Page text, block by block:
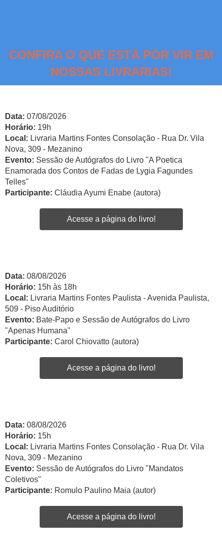
CONFIRA O QUE ESTÁ POR VIR EM
NOSSAS LIVRARIAS!
Data: 07/08/2026
Horário: 19h
Local: Livraria Martins Fontes Consolação - Rua Dr. Vila
Nova, 309 - Mezanino
Evento: Sessão de Autógrafos do Livro "A Poetica
Enamorada dos Contos de Fadas de Lygia Fagundes
Telles"
Participante: Cláudia Ayumi Enabe (autora)
Acesse a página do livro!
Data: 08/08/2026
Horário: 15h às 18h
Local: Livraria Martins Fontes Paulista - Avenida Paulista,
509 - Piso Auditório
Evento: Bate-Papo e Sessão de Autógrafos do Livro
"Apenas Humana"
Participante: Carol Chiovatto (autora)
Acesse a página do livro!
Data: 08/08/2026
Horário: 15h
Local: Livraria Martins Fontes Consolação - Rua Dr. Vila
Nova, 309 - Mezanino
Evento: Sessão de Autógrafos do Livro "Mandatos
Coletivos"
Participante: Romulo Paulino Maia (autor)
Acesse a página do livro!